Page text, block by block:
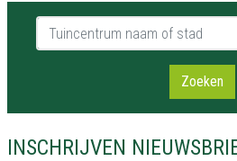
Tuincentrum naam of stad
Zoeken
INSCHRIJVEN